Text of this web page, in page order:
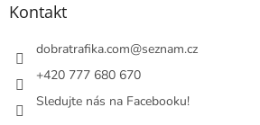
Kontakt
dobratrafika.com@seznam.cz
+420 777 680 670
Sledujte nás na Facebooku!